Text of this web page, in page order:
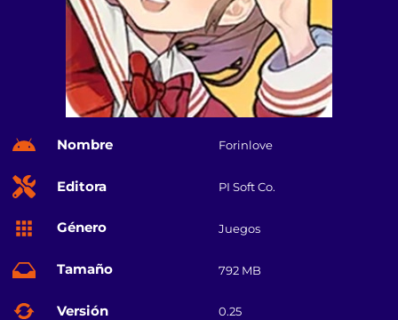
Nombre Forinlove
Editora PI Soft Co.
Género Juegos
Tamaño 792 MB
Versión 0.25